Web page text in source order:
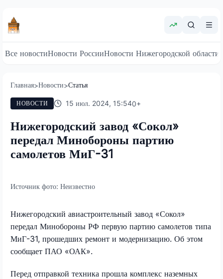
Все новостиНовости РоссииНовости Нижегородской области
Главная>Новости>Статья
НОВОСТИ 15 июл. 2024, 15:540+
Нижегородский завод «Сокол»
передал Минобороны партию
самолетов МиГ-31
Источник фото: Неизвестно
Нижегородский авиастроительный завод «Сокол»
передал Минобороны РФ первую партию самолетов типа
МиГ-31, прошедших ремонт и модернизацию. Об этом
сообщает ПАО «ОАК».
Перед отправкой техника прошла комплекс наземных